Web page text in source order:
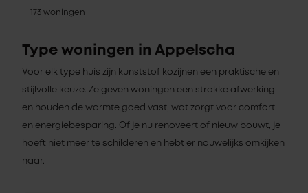
173 woningen
Type woningen in Appelscha
Voor elk type huis zijn kunststof kozijnen een praktische en
stijlvolle keuze. Ze geven woningen een strakke afwerking
en houden de warmte goed vast, wat zorgt voor comfort
en energiebesparing. Of je nu renoveert of nieuw bouwt, je
hoeft niet meer te schilderen en hebt er nauwelijks omkijken
naar.